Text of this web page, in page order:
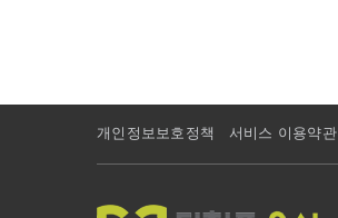
개인정보보호정책 서비스 이용약관